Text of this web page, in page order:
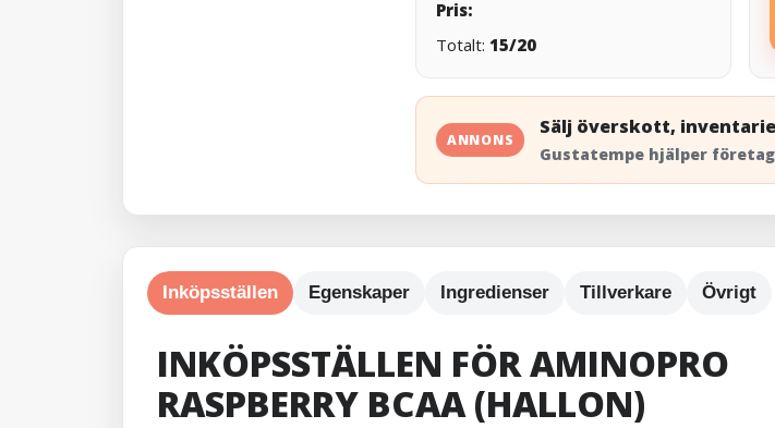
Pris:
Totalt: 15/20
ANNONS
Sälj överskott,
Gustatempe hjälper
Inköpsställen Egenskaper Ingredienser Tillverkare Övrigt
INKÖPSSTÄLLEN FÖR AMINOPRO
RASPBERRY BCAA (HALLON)